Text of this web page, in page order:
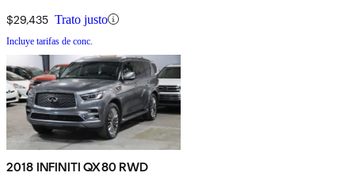
$29,435 Trato justo
Incluye tarifas de conc.
2018 INFINITI QX80 RWD